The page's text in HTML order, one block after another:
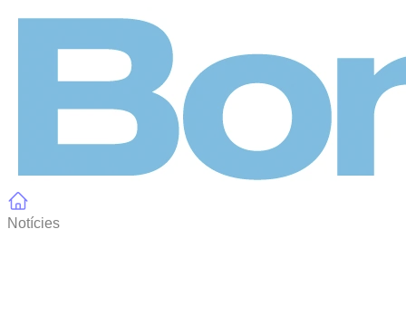
Notícies